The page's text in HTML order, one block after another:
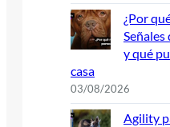
¿Por
Señales
y qué
casa
03/08/2026
Agility